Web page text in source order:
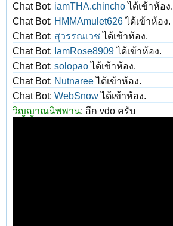
Chat Bot: iamTHA.chinchoได้เข้าห้อง.
Chat Bot: HMMAmulet626ได้เข้าห้อง.
Chat Bot: สุวรรณเวช ได้เข้าห้อง.
Chat Bot: IamRose8909ได้เข้าห้อง.
Chat Bot: solopaoได้เข้าห้อง.
Chat Bot: Nutnareeได้เข้าห้อง.
Chat Bot: WebSnowได้เข้าห้อง.
วิญญาณนิพพาน: อีก vdo ครับ